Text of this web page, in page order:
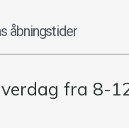
åbningstider
fra 8-